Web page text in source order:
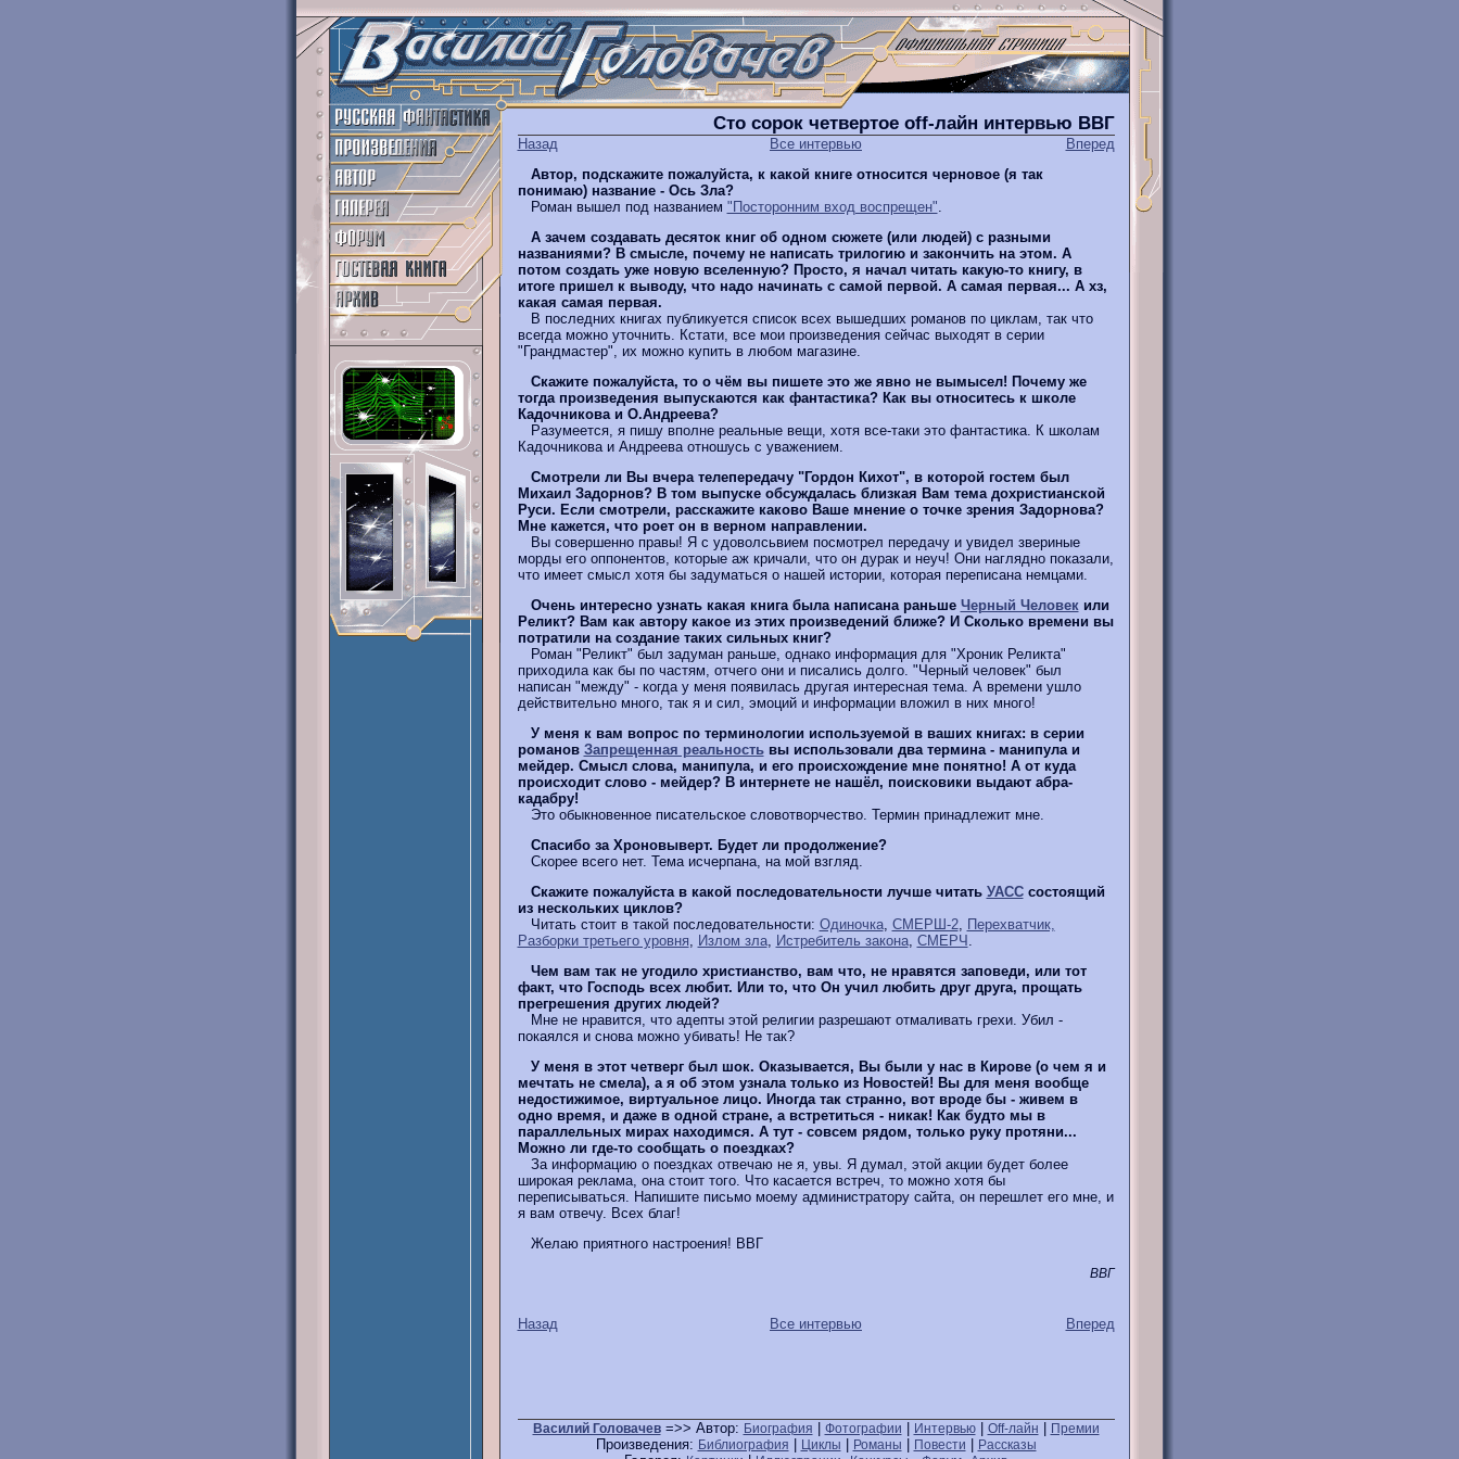
Сто сорок четвертое оff-лайн интервью ВВГ
Назад Все интервью
Вперед
Автор, подскажите пожалуйста, к какой книге относится черновое (я так
понимаю) название - Ось Зла?
Роман вышел под названием "Посторонним вход воспрещен".
А зачем создавать десяток книг об одном сюжете (или людей) с разными
названиями? В смысле, почему не написать трилогию и закончить на этом. А
потом создать уже новую вселенную? Просто, я начал читать какую-то книгу, в
итоге пришел к выводу, что надо начинать с самой первой. А самая первая... А хз,
какая самая первая.
В последних книгах публикуется список всех вышедших романов по циклам, так что
всегда можно уточнить. Кстати, все мои произведения сейчас выходят в серии
"Грандмастер", их можно купить в любом магазине.
Скажите пожалуйста, то о чём вы пишете это же явно не вымысел! Почему же
тогда произведения выпускаются как фантастика? Как вы относитесь к школе
Кадочникова и О.Андреева?
Разумеется, я пишу вполне реальные вещи, хотя все-таки это фантастика. К школам
Кадочникова и Андреева отношусь с уважением.
Смотрели ли Вы вчера телепередачу "Гордон Кихот", в которой гостем был
Михаил Задорнов? В том выпуске обсуждалась близкая Вам тема дохристианской
Руси. Если смотрели, расскажите каково Ваше мнение о точке зрения Задорнова?
Мне кажется, что роет он в верном направлении.
Вы совершенно правы! Я с удоволсьвием посмотрел передачу и увидел звериные
морды его оппонентов, которые аж кричали, что он дурак и неуч! Они наглядно показали,
что имеет смысл хотя бы задуматься о нашей истории, которая переписана немцами.
Очень интересно узнать какая книга была написана раньше Черный Человекили
Реликт? Вам как автору какое из этих произведений ближе? И Сколько времени вы
потратили на создание таких сильных книг?
Роман "Реликт" был задуман раньше, однако информация для "Хроник Реликта"
приходила как бы по частям, отчего они и писались долго. "Черный человек" был
написан "между" - когда у меня появилась другая интересная тема. А времени ушло
действительно много, так я и сил, эмоций и информации вложил в них много!
У меня к вам вопрос по терминологии используемой в ваших книгах: в серии
романов Запрещенная реальностьвы использовали два термина - манипула и
мейдер. Смысл слова, манипула, и его происхождение мне понятно! А от куда
происходит слово - мейдер? В интернете не нашёл, поисковики выдают абра-
кадабру!
Это обыкновенное писательское словотворчество. Термин принадлежит мне.
Спасибо за Хроновыверт. Будет ли продолжение?
Скорее всего нет. Тема исчерпана, на мой взгляд.
Скажите пожалуйста в какой последовательности лучше читать УАССсостоящий
из нескольких циклов?
Читать стоит в такой последовательности: Одиночка, СМЕРШ-2, Перехватчик,
Разборки третьего уровня, Излом зла, Истребитель закона, СМЕРЧ .
Чем вам так не угодило христианство, вам что, не нравятся заповеди, или тот
факт, что Господь всех любит. Или то, что Он учил любить друг друга, прощать
прегрешения других людей?
Мне не нравится, что адепты этой религии разрешают отмаливать грехи. Убил -
покаялся и снова можно убивать! Не так?
У меня в этот четверг был шок. Оказывается, Вы были у нас в Кирове (о чем я и
мечтать не смела), а я об этом узнала только из Новостей! Вы для меня вообще
недостижимое, виртуальное лицо. Иногда так странно, вот вроде бы - живем в
одно время, и даже в одной стране, а встретиться - никак! Как будто мы в
параллельных мирах находимся. А тут - совсем рядом, только руку протяни...
Можно ли где-то сообщать о поездках?
За информацию о поездках отвечаю не я, увы. Я думал, этой акции будет более
широкая реклама, она стоит того. Что касается встреч, то можно хотя бы
переписываться. Напишите письмо моему администратору сайта, он перешлет его мне, и
я вам отвечу. Всех благ!
Желаю приятного настроения! ВВГ
ВВГ
Назад Все интервью Вперед
Василий Головачев=>> Автор: Биография Фотографии Интервью| Off-лайн Премии
Произведения: Библиография Циклы Романы Повести Рассказы